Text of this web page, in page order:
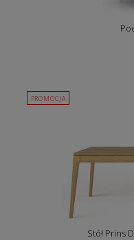
PROMOCJA
Stół Prins